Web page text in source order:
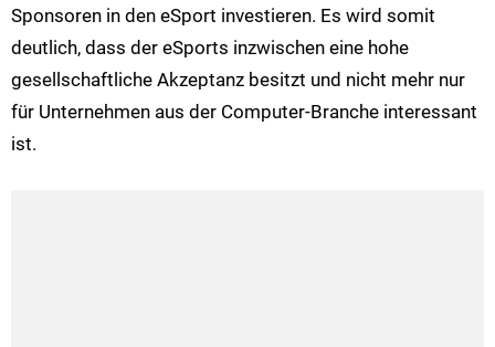
Sponsoren in den eSport investieren. Es wird somit
deutlich, dass der eSports inzwischen eine hohe
gesellschaftliche Akzeptanz besitzt und nicht mehr nur
für Unternehmen aus der Computer-Branche interessant
ist.